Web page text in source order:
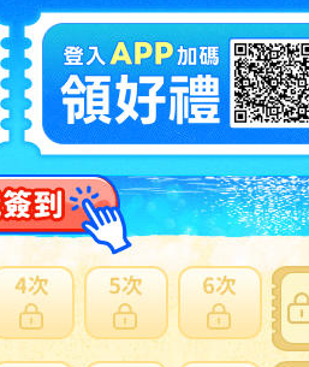
：j1229930584
：有傷損和汙損(在描述中說明)(說明)
：有
：否
：有
：否